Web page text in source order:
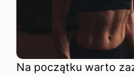
Na początku warto